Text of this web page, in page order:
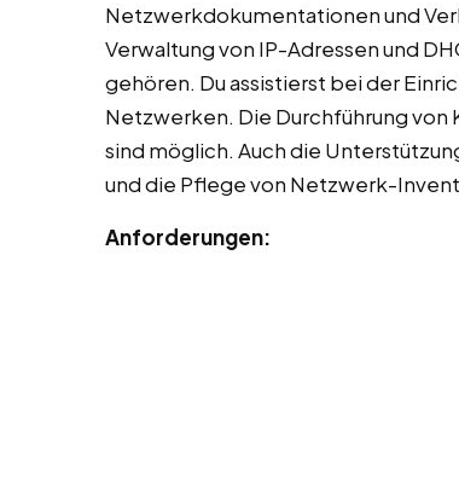
Netzwerkdokumentationen und
Verwaltung von IP-Adressen und
gehören. Du assistierst bei der
Netzwerken. Die Durchführung von
sind möglich. Auch die
und die Pflege von Netzwerk-
Anforderungen: